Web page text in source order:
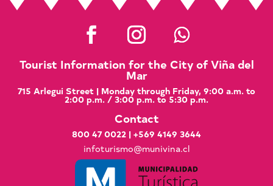
Tourist Information for the City of Viña del
Mar
715 Arlegui Street | Monday through Friday, 9:00 a.m. to
2:00 p.m. / 3:00 p.m. to 5:30 p.m.
Contact
800 47 0022 | +569 4149 3644
infoturismo@munivina.cl